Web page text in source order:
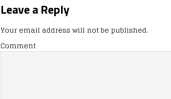
Leave a Reply
Your email address will not be published.
Comment